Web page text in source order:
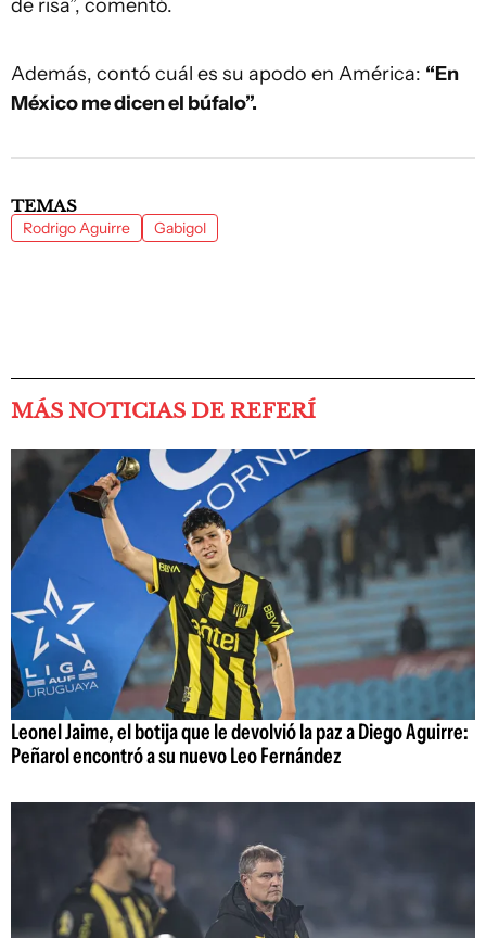
de risa”, comentó.
Además, contó cuál es su apodo en América: “En
México me dicen el búfalo”.
TEMAS
Rodrigo Aguirre Gabigol
MÁS NOTICIAS DE REFERÍ
Leonel Jaime, el botija que le devolvió la paz a Diego Aguirre:
Peñarol encontró a su nuevo Leo Fernández